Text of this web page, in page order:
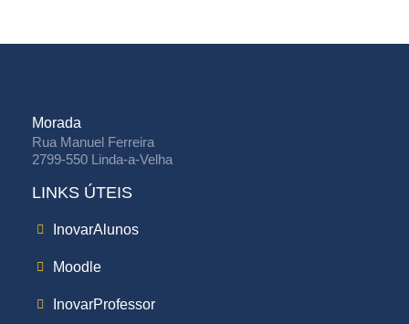
Morada
Rua Manuel Ferreira
2799-550 Linda-a-Velha
LINKS ÚTEIS
InovarAlunos
Moodle
InovarProfessor